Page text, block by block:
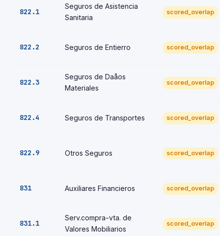
822.1
Seguros de Asistencia
Sanitaria
scored_overlap
822.2 Seguros de Entierro scored_overlap
822.3
Seguros de Daåos
Materiales
scored_overlap
822.4 Seguros de Transportes scored_overlap
822.9 Otros Seguros scored_overlap
831 Auxiliares Financieros scored_overlap
831.1
Serv.compra-vta. de
Valores Mobiliarios
scored_overlap